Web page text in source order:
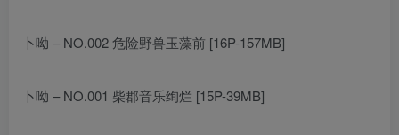
卜呦 – NO.002 危险野兽玉藻前 [16P-157MB]
卜呦 – NO.001 柴郡音乐绚烂 [15P-39MB]